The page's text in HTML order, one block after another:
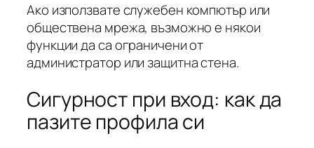
Ако използвате служебен компютър или
обществена мрежа, възможно е някои
функции да са ограничени от
администратор или защитна стена.
Сигурност при вход: как да
пазите профила си